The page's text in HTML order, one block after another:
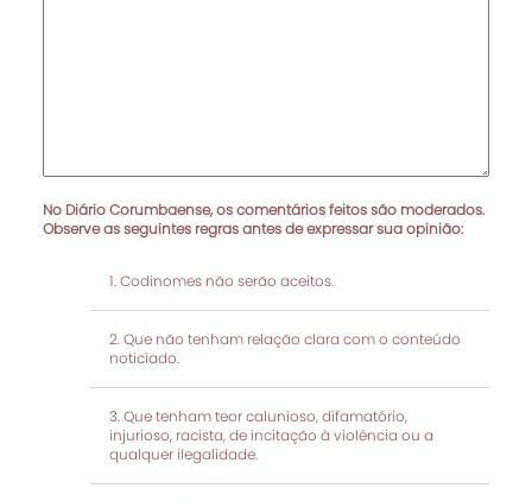
No Diário Corumbaense, os comentários feitos são moderados.
Observe as seguintes regras antes de expressar sua opinião:
Codinomes não serão aceitos.
Que não tenham relação clara com o conteúdo
noticiado.
Que tenham teor calunioso, difamatório,
injurioso, racista, de incitação à violência ou a
qualquer ilegalidade.